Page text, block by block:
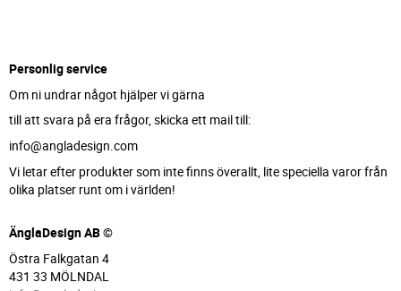
Personlig service
Om ni undrar något hjälper vi gärna
till att svara på era frågor, skicka ett mail till:
info@angladesign.com
Vi letar efter produkter som inte finns överallt, lite speciella varor från
olika platser runt om i världen!
ÄnglaDesign AB ©
Östra Falkgatan 4
431 33 MÖLNDAL